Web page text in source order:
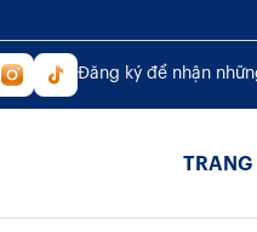
Đăng ký để nhận
TRANG